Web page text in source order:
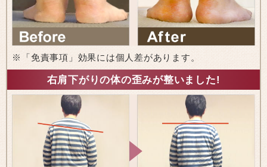
※「免責事項」効果には個人差があります。
右肩下がりの体の歪みが整いました!